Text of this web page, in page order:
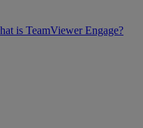
is TeamViewer Engage?